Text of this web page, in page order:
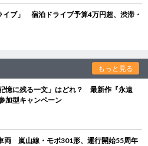
イブ」 宿泊ドライブ予算4万円超、渋滞・
もっと見る
憶に残る一文」はどれ？ 最新作『永遠
加型キャンペーン
両 嵐山線・モボ301形、運行開始55周年